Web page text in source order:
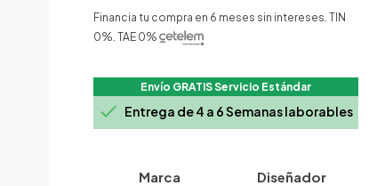
Financia tu compra en 6 meses sin intereses. TIN
0%. TAE 0%
Envío GRATIS Servicio Estándar
 Entrega de 4 a 6 Semanas laborables
Marca Diseñador